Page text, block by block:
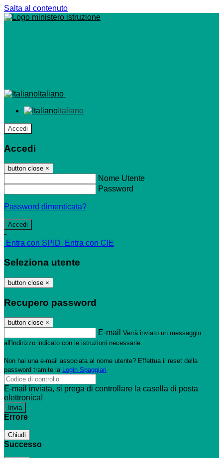
Salta al contenuto
Italiano
Italiano
Accedi
Accedi
button close ×
Nome Utente
Password
Password dimenticata?
-
Entra con SPID
Entra con CIE
Seleziona utente
button close ×
Recupero password
button close ×
E-mail Verrà inviato un messaggio
all'indirizzo indicato con le istruzioni necessarie.
Non hai una e-mail associata al nome utente? Effettua il reset della
password tramite la Login Spaggiari
E-mail inviata, si prega di controllare la casella di posta
elettronica!
Errore
Chiudi
Successo